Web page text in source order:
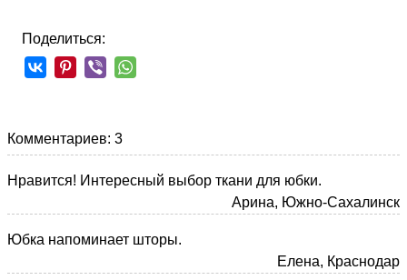
Поделиться:
Комментариев: 3
Нравится! Интересный выбор ткани для юбки.
Арина, Южно-Сахалинск
Юбка напоминает шторы.
Елена, Краснодар